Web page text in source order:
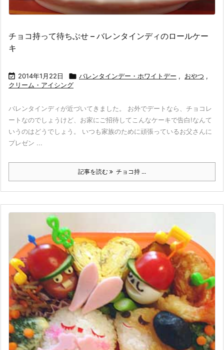
チョコ持って待ちぶせ – バレンタインディのロールケー
キ
 2014年1月22日  バレンタインデー・ホワイトデー , おやつ ,
クリーム・アイシング
バレンタインディが近づいてきました。 お外でデートなら、チョコレ
ートなのでしょうけど、お家にご招待してこんなケーキで告白!なんて
いうのはどうでしょう。 いつも家族のために頑張っているお父さんに
プレゼン ...
記事を読む チョコ持 ...